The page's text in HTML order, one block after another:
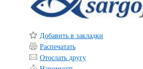
Добавить в закладки
Распечатать
Отослать другу